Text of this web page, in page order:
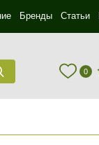
Бренды Статьи
0